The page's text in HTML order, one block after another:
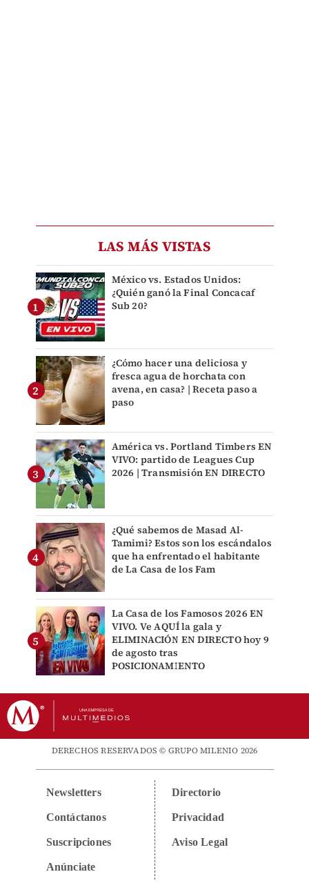
LAS MÁS VISTAS
México vs. Estados Unidos:
¿Quién ganó la Final Concacaf
Sub 20?
¿Cómo hacer una deliciosa y
fresca agua de horchata con
avena, en casa? | Receta paso a
paso
América vs. Portland Timbers EN
VIVO: partido de Leagues Cup
2026 | Transmisión EN DIRECTO
¿Qué sabemos de Masad Al-
Tamimi? Estos son los escándalos
que ha enfrentado el habitante
de La Casa de los Fam
La Casa de los Famosos 2026 EN
VIVO. Ve AQUÍ la gala y
ELIMINACIÓN EN DIRECTO hoy 9
de agosto tras
POSICIONAMIENTO
DERECHOS RESERVADOS © GRUPO MILENIO 2026
Newsletters
Contáctanos
Suscripciones
Anúnciate
Directorio
Privacidad
Aviso Legal